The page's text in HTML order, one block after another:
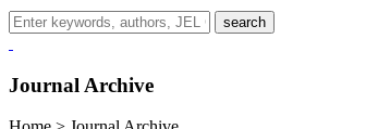
search
Journal Archive